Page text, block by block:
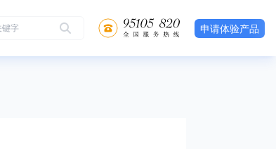
申请体验产品